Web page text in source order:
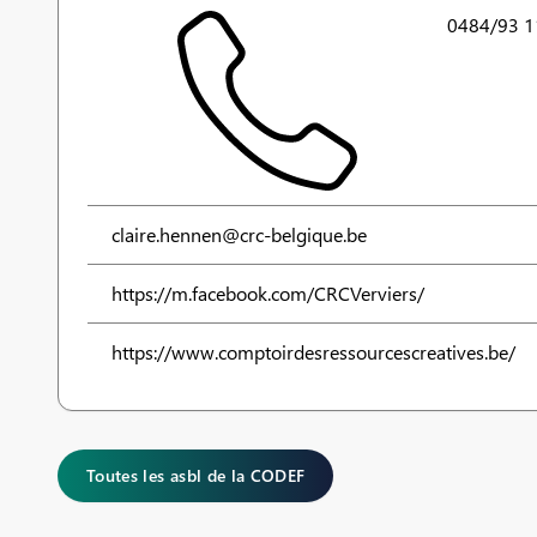
0484/93
claire.hennen@crc-belgique.be
https://m.facebook.com/CRCVerviers/
https://www.comptoirdesressourcescreatives.be/
Toutes les asbl de la CODEF